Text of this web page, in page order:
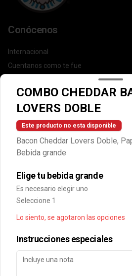
Conócenos
Internacional
Cuentanos como te fue
Trabaja con nosotros
Escríbenos por WhatsApp:
serviciocliente@wendys.cl
Términos y condiciones
Redes sociales
Facebook
Mi cuenta
COMBO CHEDDAR
LOVERS DOBLE
Este producto no esta disponible
Bacon Cheddar Lovers Doble,
Bebida grande
Elige tu bebida grande
Es necesario elegir uno
Seleccione 1
Lo siento, se agotaron las opciones
Instrucciones especiales